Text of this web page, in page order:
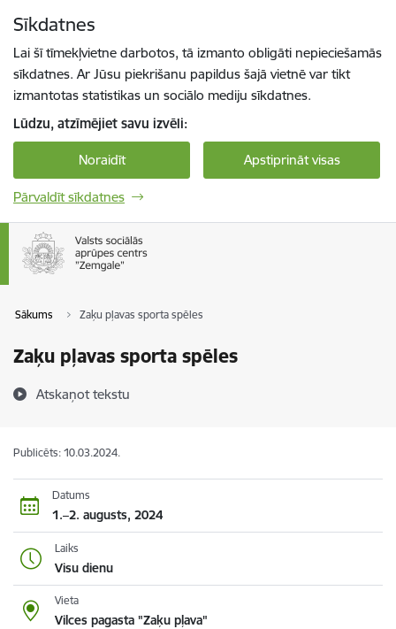
Sīkdatnes
Lai šī tīmekļvietne darbotos, tā izmanto obligāti nepieciešamās
sīkdatnes. Ar Jūsu piekrišanu papildus šajā vietnē var tikt
izmantotas statistikas un sociālo mediju sīkdatnes.
Lūdzu, atzīmējiet savu izvēli:
Noraidīt Apstiprināt visas
Pārvaldīt sīkdatnes
Sākums Zaķu pļavas sporta spēles
Zaķu pļavas sporta spēles
Atskaņot tekstu
Publicēts: 10.03.2024.
Datums
1.–2. augusts, 2024
Laiks
Visu dienu
Vieta
Vilces pagasta "Zaķu pļava"